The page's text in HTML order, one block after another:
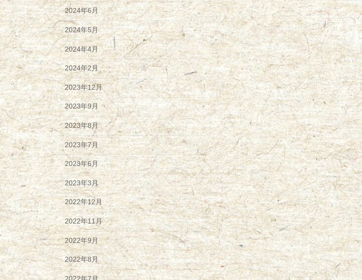
2024年6月
2024年5月
2024年4月
2024年2月
2023年12月
2023年9月
2023年8月
2023年7月
2023年6月
2023年3月
2022年12月
2022年11月
2022年9月
2022年8月
2022年7月